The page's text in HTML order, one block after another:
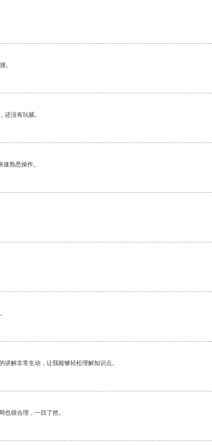
。
还没有玩腻。
熟悉操作。
解非常生动，让我能够轻松理解知识点。
很合理，一目了然。